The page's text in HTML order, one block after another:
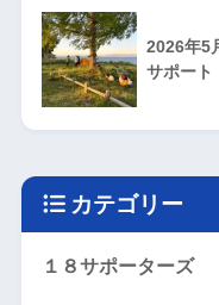
2026年5
サポート
カテゴリー
１８サポーターズ